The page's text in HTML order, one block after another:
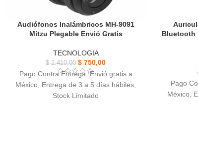
Audiófonos Inalámbricos MH-9091
Mitzu Plegable Envió Gratis
TECNOLOGIA
$1.410,00 $ 750,00
Pago Contra Entrega, Envió gratis a
México, Entrega de 3 a 5 días hábiles,
Stock Limitado
Bluetooth
Pago
México,